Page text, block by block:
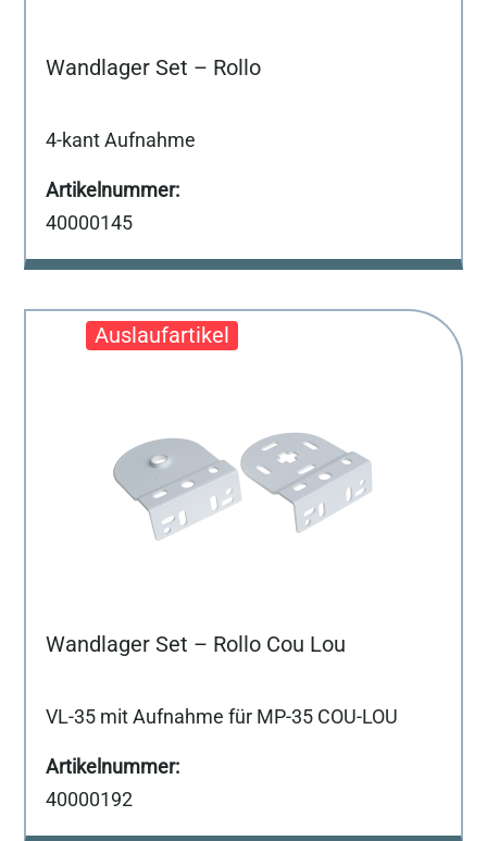
Wandlager Set – Rollo
4-kant Aufnahme
40000145
Wandlager Set – Rollo Cou Lou
VL-35 mit Aufnahme für MP-35 COU-LOU
40000192